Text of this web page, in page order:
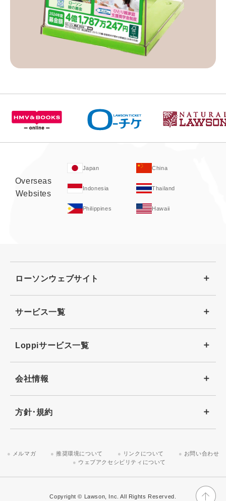
Overseas
Websites
Japan China
Indonesia Thailand
Philippines Hawaii
ローソンウェブサイト
サービス一覧
Loppiサービス一覧
会社情報
方針･規約
メルマガ 推奨環境について リンクについて
お問い合わせ
ウェブアクセシビリティについて
Copyright © Lawson, Inc. All Rights Reserved.